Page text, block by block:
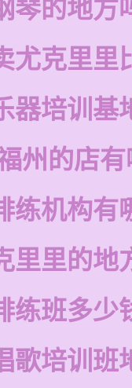
琴的地方
尤克里里
器培训基
州的店
练机构有
里里的地
练班多少
歌培训班